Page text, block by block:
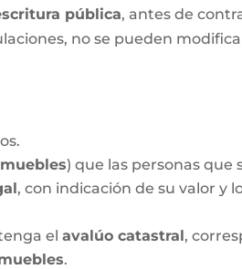
pública, antes de
no se pueden
) que las personas que
, con indicación de su valor y
elavalúo catastral,
.